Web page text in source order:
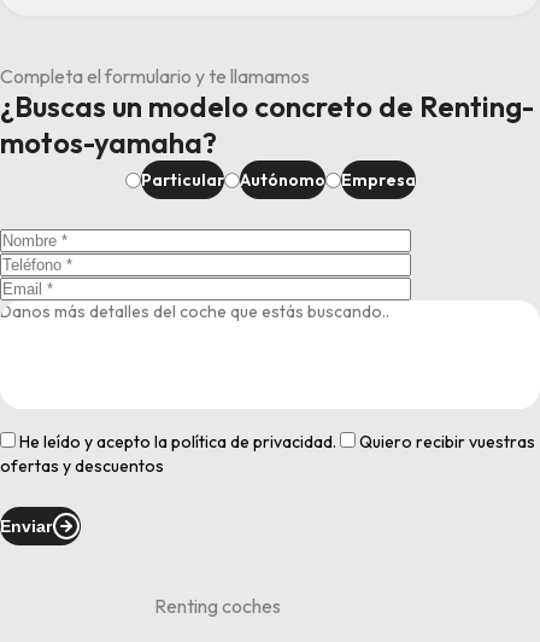
Completa el formulario y te llamamos
¿Buscas un modelo concreto de Renting-
motos-yamaha?
Particular Autónomo Empresa
He leído y acepto lapolítica de privacidad.
Quiero recibir vuestras
ofertas y descuentos
Enviar
Renting coches